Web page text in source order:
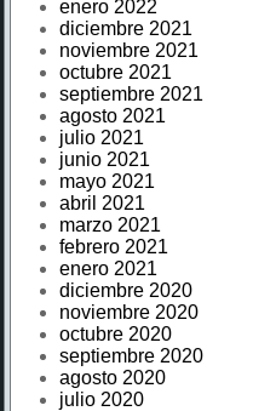
enero 2022
diciembre 2021
noviembre 2021
octubre 2021
septiembre 2021
agosto 2021
julio 2021
junio 2021
mayo 2021
abril 2021
marzo 2021
febrero 2021
enero 2021
diciembre 2020
noviembre 2020
octubre 2020
septiembre 2020
agosto 2020
julio 2020